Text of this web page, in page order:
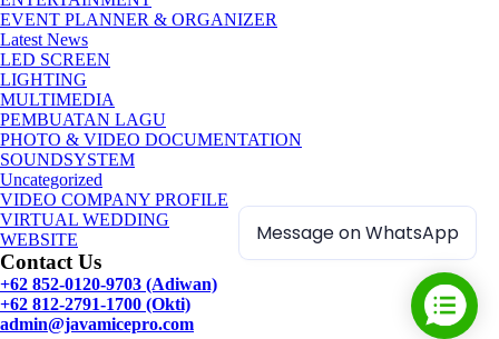
EVENT PLANNER & ORGANIZER
Latest News
LED SCREEN
LIGHTING
MULTIMEDIA
PEMBUATAN LAGU
PHOTO & VIDEO DOCUMENTATION
SOUNDSYSTEM
Uncategorized
VIDEO COMPANY PROFILE
VIRTUAL WEDDING
WEBSITE
Contact Us
+62 852-0120-9703 (Adiwan)
+62 812-2791-1700 (Okti)
admin@javamicepro.com
Message on WhatsApp